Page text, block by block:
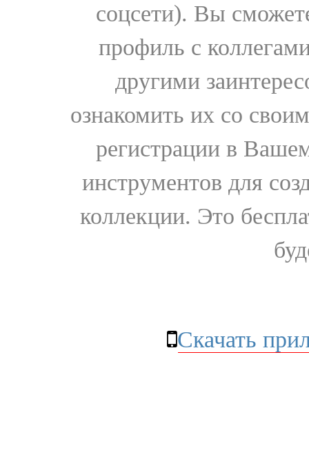
соцсети). Вы
профиль с
другими
ознакомить их со
регистрации в
инструментов для
коллекции. Это
Скачать